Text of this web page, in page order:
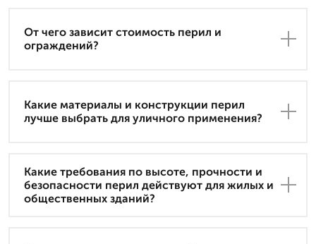
От чего зависит стоимость перил и
ограждений?
Какие материалы и конструкции перил
лучше выбрать для уличного применения?
Какие требования по высоте, прочности и
безопасности перил действуют для жилых и
общественных зданий?